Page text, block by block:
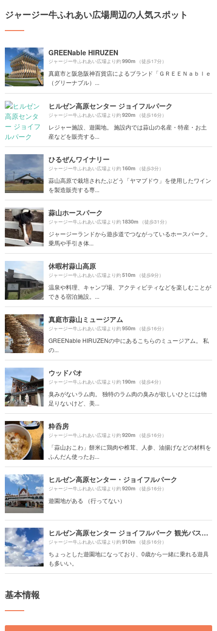
ジャージー牛ふれあい広場周辺の人気スポット
GREENable HIRUZEN
ジャージー牛ふれあい広場より約990m （徒歩17分）
真庭市と阪急阪神百貨店によるブランド「ＧＲＥＥＮａｂｌｅ
（グリーナブル）...
ヒルゼン高原センター ジョイフルパーク
ジャージー牛ふれあい広場より約920m （徒歩16分）
レジャー施設、遊園地。 施設内では蒜山の名産・特産・お土
産などを販売する...
ひるぜんワイナリー
ジャージー牛ふれあい広場より約160m （徒歩3分）
蒜山高原で栽培されたぶどう「ヤマブドウ」を使用したワイン
を製造販売する専...
蒜山ホースパーク
ジャージー牛ふれあい広場より約1830m （徒歩31分）
ジャージーランドから遊歩道でつながっているホースパーク。
乗馬や手引き体...
休暇村蒜山高原
ジャージー牛ふれあい広場より約510m （徒歩9分）
温泉や料理、キャンプ場、アクティビティなどを楽しむことが
できる宿泊施設。...
真庭市蒜山ミュージアム
ジャージー牛ふれあい広場より約950m （徒歩16分）
GREENable HIRUZENの中にあるこちらのミュージアム。 私
の...
ウッドパオ
ジャージー牛ふれあい広場より約190m （徒歩4分）
臭みがないラム肉。 独特のラム肉の臭みが欲しいひとには物
足りないけど、美...
粋呑房
ジャージー牛ふれあい広場より約920m （徒歩16分）
「蒜山おこわ」餅米に鶏肉や椎茸、人参、油揚げなどの材料を
ふんだん使ったお...
ヒルゼン高原センター・ジョイフルパーク
ジャージー牛ふれあい広場より約920m （徒歩16分）
遊園地がある （行ってない）
ヒルゼン高原センター ジョイフルパーク 観光バス駐車場
ジャージー牛ふれあい広場より約910m （徒歩16分）
ちょっとした遊園地になっており、0歳から一緒に乗れる遊具
も多いい。
基本情報